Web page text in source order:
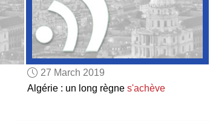
27 March 2019
Algérie : un long règne s'achève